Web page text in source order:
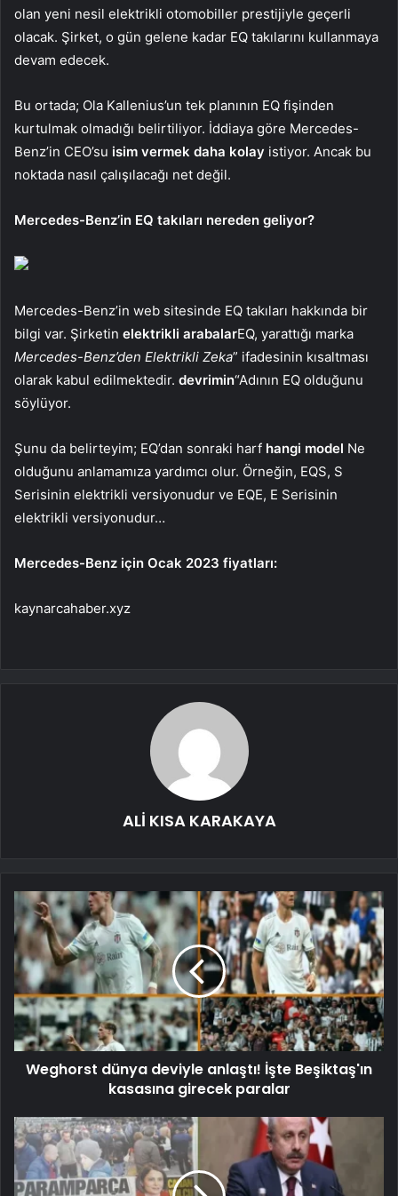
olan yeni nesil elektrikli otomobiller prestijiyle geçerli
olacak. Şirket, o gün gelene kadar EQ takılarını kullanmaya
devam edecek.
Bu ortada; Ola Kallenius’un tek planının EQ fişinden
kurtulmak olmadığı belirtiliyor. İddiaya göre Mercedes-
Benz’in CEO’su isim vermek daha kolay istiyor. Ancak bu
noktada nasıl çalışılacağı net değil.
Mercedes-Benz’in EQ takıları nereden geliyor?
Mercedes-Benz’in web sitesinde EQ takıları hakkında bir
bilgi var. Şirketin elektrikli arabalarEQ, yarattığı marka
Mercedes-Benz’den Elektrikli Zeka” ifadesinin kısaltması
olarak kabul edilmektedir. devrimin“Adının EQ olduğunu
söylüyor.
Şunu da belirteyim; EQ’dan sonraki harf hangi model Ne
olduğunu anlamamıza yardımcı olur. Örneğin, EQS, S
Serisinin elektrikli versiyonudur ve EQE, E Serisinin
elektrikli versiyonudur…
Mercedes-Benz için Ocak 2023 fiyatları:
kaynarcahaber.xyz
ALİ KISA KARAKAYA
Weghorst dünya deviyle anlaştı! İşte Beşiktaş'ın
kasasına girecek paralar